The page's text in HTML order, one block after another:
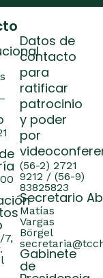
7,
Datos de
contacto
para
ratificar
patrocinio
y poder
por
(56-2) 2721
9212 / (56-9)
83825823
Secretario
Matías
Vargas
Börgel
Gabinete
de